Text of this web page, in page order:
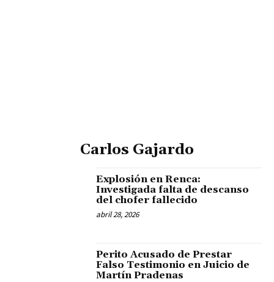
Carlos Gajardo
Explosión en Renca:
Investigada falta de descanso
del chofer fallecido
abril 28, 2026
Perito Acusado de Prestar
Falso Testimonio en Juicio de
Martín Pradenas